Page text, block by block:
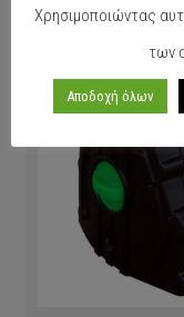
Χρησιμοποιώντας
των
Αποδοχή όλων